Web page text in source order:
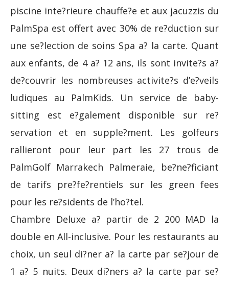
piscine inte?rieure chauffe?e et aux jacuzzis du
PalmSpa est offert avec 30% de re?duction sur
une se?lection de soins Spa a? la carte. Quant
aux enfants, de 4 a? 12 ans, ils sont invite?s a?
de?couvrir les nombreuses activite?s d’e?veils
ludiques au PalmKids. Un service de baby-
sitting est e?galement disponible sur re?
servation et en supple?ment. Les golfeurs
rallieront pour leur part les 27 trous de
PalmGolf Marrakech Palmeraie, be?ne?ficiant
de tarifs pre?fe?rentiels sur les green fees
pour les re?sidents de l’ho?tel.
Chambre Deluxe a? partir de 2 200 MAD la
double en All-inclusive. Pour les restaurants au
choix, un seul di?ner a? la carte par se?jour de
1 a? 5 nuits. Deux di?ners a? la carte par se?